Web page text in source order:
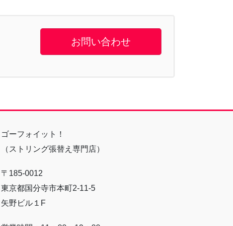
お問い合わせ
ゴーフォイット！
（ストリング張替え専門店）
〒185-0012
東京都国分寺市本町2-11-5
矢野ビル１F